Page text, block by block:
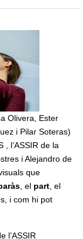
Olivera, Ester
i Pilar Soteras)
, l’ASSIR de la
i Alejandro de
que
, el part, el
i com hi pot
l’ASSIR